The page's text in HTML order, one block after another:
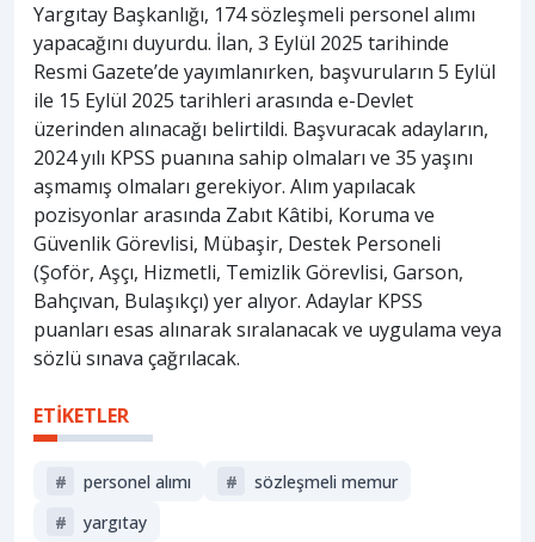
Yargıtay Başkanlığı, 174 sözleşmeli personel alımı
yapacağını duyurdu. İlan, 3 Eylül 2025 tarihinde
Resmi Gazete’de yayımlanırken, başvuruların 5 Eylül
ile 15 Eylül 2025 tarihleri arasında e-Devlet
üzerinden alınacağı belirtildi. Başvuracak adayların,
2024 yılı KPSS puanına sahip olmaları ve 35 yaşını
aşmamış olmaları gerekiyor. Alım yapılacak
pozisyonlar arasında Zabıt Kâtibi, Koruma ve
Güvenlik Görevlisi, Mübaşir, Destek Personeli
(Şoför, Aşçı, Hizmetli, Temizlik Görevlisi, Garson,
Bahçıvan, Bulaşıkçı) yer alıyor. Adaylar KPSS
puanları esas alınarak sıralanacak ve uygulama veya
sözlü sınava çağrılacak.
ETİKETLER
# personel alımı #
sözleşmeli memur
#
yargıtay